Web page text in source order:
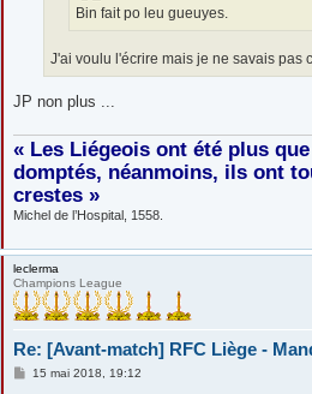
Bin fait po leu gueuyes.
J'ai voulu l'écrire mais je ne savais pas
JP non plus ...
« Les Liégeois ont été plus
domptés, néanmoins, ils ont
crestes »
Michel de l’Hospital, 1558.
leclerma
Champions League
Re: [Avant-match] RFC Liège -
M15 mai 2018, 19:12